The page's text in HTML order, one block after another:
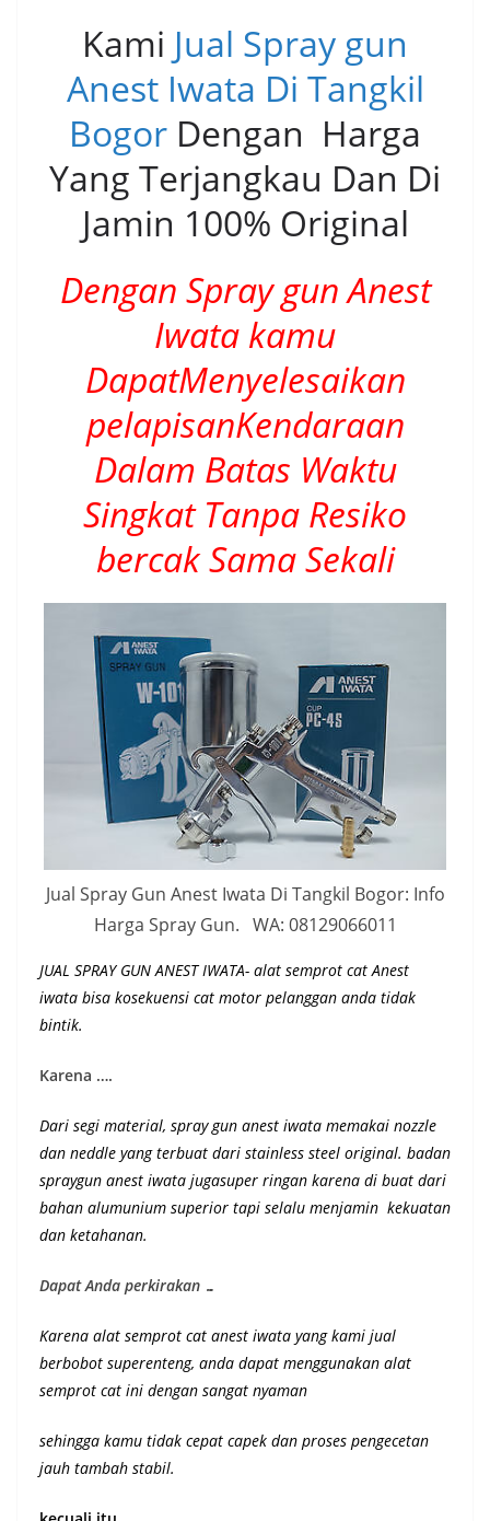
Kami Jual Spray gun
Anest Iwata Di Tangkil
Bogor Dengan Harga
Yang Terjangkau Dan Di
Jamin 100% Original
Dengan Spray gun Anest
Iwata kamu
DapatMenyelesaikan
pelapisanKendaraan
Dalam Batas Waktu
Singkat Tanpa Resiko
bercak Sama Sekali
Jual Spray Gun Anest Iwata Di Tangkil Bogor: Info
Harga Spray Gun. WA: 08129066011
JUAL SPRAY GUN ANEST IWATA- alat semprot cat Anest
iwata bisa kosekuensi cat motor pelanggan anda tidak
bintik.
Karena ….
Dari segi material, spray gun anest iwata memakai nozzle
dan neddle yang terbuat dari stainless steel original. badan
spraygun anest iwata jugasuper ringan karena di buat dari
bahan alumunium superior tapi selalu menjamin kekuatan
dan ketahanan.
Dapat Anda perkirakan …
Karena alat semprot cat anest iwata yang kami jual
berbobot superenteng, anda dapat menggunakan alat
semprot cat ini dengan sangat nyaman
sehingga kamu tidak cepat capek dan proses pengecetan
jauh tambah stabil.